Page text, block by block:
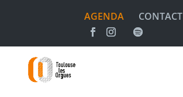
AGENDA CONTACT